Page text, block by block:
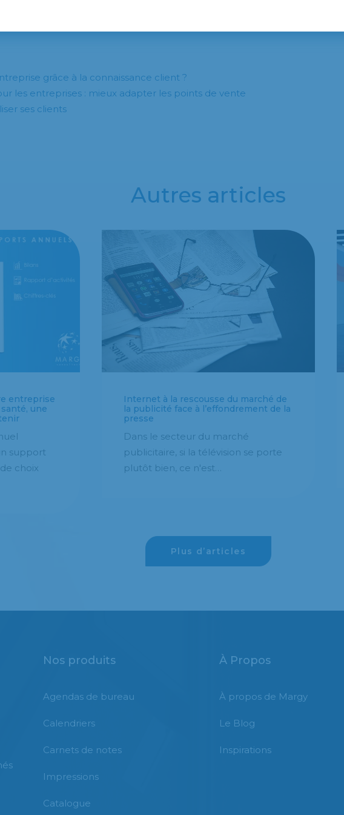
grâce à la connaissance client ?
les entreprises : mieux adapter les points de vente
ses clients
Autres articles
entreprise
une
support
choix
Internet à la rescousse du marché de
la publicité face à l’effondrement de la
presse
Dans le secteur du marché
publicitaire, si la télévision se porte
plutôt bien, ce n'est…
Plus d’articles
Nos produits
Agendas de bureau
Calendriers
Carnets de notes
Impressions
Catalogue
À Propos
À propos de Margy
Le Blog
Inspirations